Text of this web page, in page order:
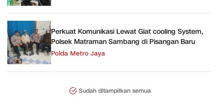
Perkuat Komunikasi Lewat Giat cooling System,
Polsek Matraman Sambang di Pisangan Baru
Polda Metro Jaya
Sudah ditampilkan semua